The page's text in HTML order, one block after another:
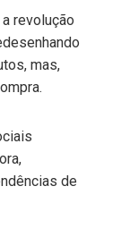
revolução
mas,
de